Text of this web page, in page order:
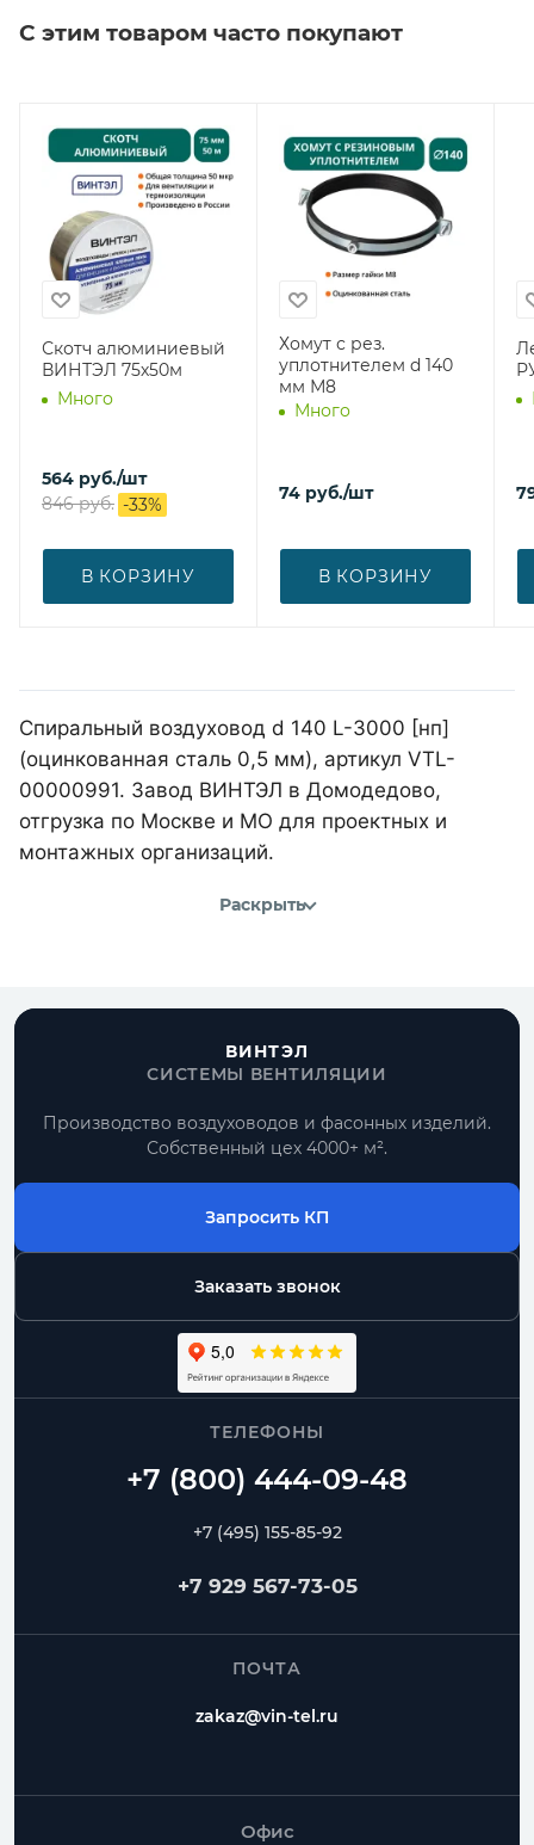
С этим товаром часто покупают
Скотч алюминиевый
ВИНТЭЛ 75х50м
Много
564 руб./шт
846руб. -33%
В КОРЗИНУ
Хомут с рез.
уплотнителем d 140
мм М8
Много
74 руб./шт
В КОРЗИНУ
Спиральный воздуховод d 140 L-3000 [нп]
(оцинкованная сталь 0,5 мм), артикул VTL-
00000991. Завод ВИНТЭЛ в Домодедово,
отгрузка по Москве и МО для проектных и
монтажных организаций.
Раскрыть
ВИНТЭЛ
СИСТЕМЫ ВЕНТИЛЯЦИИ
Производство воздуховодов и фасонных изделий.
Собственный цех 4000+ м².
Запросить КП
Заказать звонок
ТЕЛЕФОНЫ
+7 (495) 155-85-92
+7 929 567-73-05
ПОЧТА
zakaz@vin-tel.ru
Офис